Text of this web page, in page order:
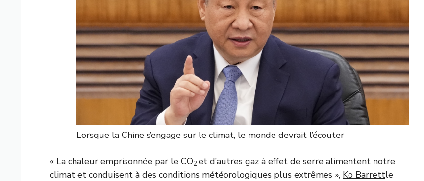
Lorsque la Chine s’engage sur le climat, le monde devrait l’écouter
« La chaleur emprisonnée par le CO2et d’autres gaz à effet de serre alimentent notre
climat et conduisent à des conditions météorologiques plus extrêmes », Ko Barrettle